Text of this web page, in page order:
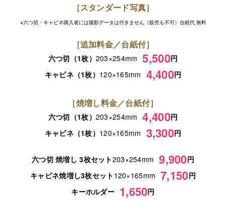
［スタンダード写真］
※六つ切・キャビネ購入者には撮影データは付きません（販売も不可）台紙代 無料
［追加料金／台紙付］
六つ切（1枚） 203×254mm 5,500円
キャビネ（1枚） 120×165mm 4,400円
［焼増し料金／台紙付］
六つ切（1枚） 203×254mm 4,400円
キャビネ（1枚） 120×165mm 3,300円
六つ切 焼増し 3枚セット203×254mm 9,900円
キャビネ焼増し3枚セット 120×165mm 7,150円
キーホルダー 1,650円